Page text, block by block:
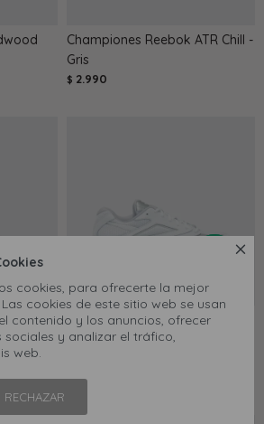

cookies, para ofrecerte la mejor
cookies de este sitio web se usan
contenido y los anuncios, ofrecer
sociales y analizar el tráfico,
web.
RECHAZAR
Championes Reebok ATR Chill -
Gris
$ 2.990
C 85
Championes Reebok Road
Prime - Blanco
20